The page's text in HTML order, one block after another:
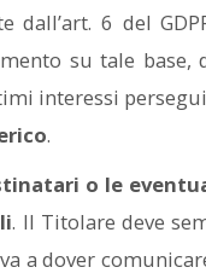
dall’art. 6 del
su tale base,
interessi
.
o le
. Il Titolare deve
a dover